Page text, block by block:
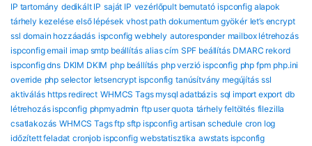
IP tartomány dedikált IP saját IP vezérlőpult bemutató ispconfig alapok
tárhely kezelése első lépések vhost path dokumentum gyökér let’s encrypt
ssl domain hozzáadás ispconfig webhely autoresponder mailbox létrehozás
ispconfig email imap smtp beállítás alias cím SPF beállítás DMARC rekord
ispconfig dns DKIM DKIM php beállítás php verzió ispconfig php fpm php.ini
override php selector letsencrypt ispconfig tanúsítvány megújítás ssl
aktiválás https redirect WHMCS Tags mysql adatbázis sql import export db
létrehozás ispconfig phpmyadmin ftp user quota tárhely feltöltés filezilla
csatlakozás WHMCS Tags ftp sftp ispconfig artisan schedule cron log
időzített feladat cronjob ispconfig webstatisztika awstats ispconfig